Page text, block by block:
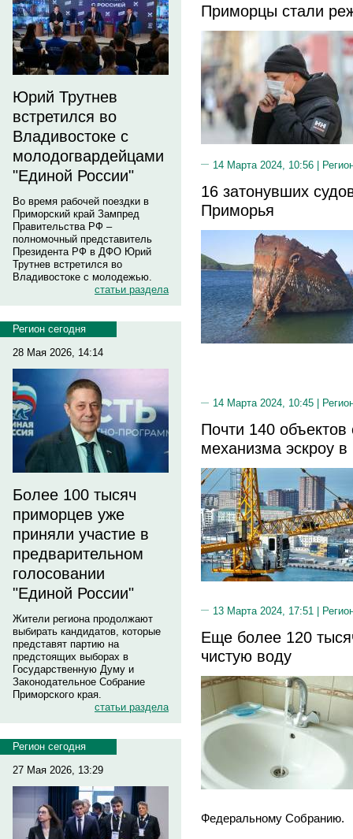
Юрий Трутнев
встретился во
Владивостоке с
молодогвардейцами
"Единой России"
Во время рабочей поездки в
Приморский край Зампред
Правительства РФ –
полномочный представитель
Президента РФ в ДФО Юрий
Трутнев встретился во
Владивостоке с молодежью.
статьи раздела
Регион сегодня
28 Мая 2026, 14:14
Более 100 тысяч
приморцев уже
приняли участие в
предварительном
голосовании
"Единой России"
Жители региона продолжают
выбирать кандидатов, которые
представят партию на
предстоящих выборах в
Государственную Думу и
Законодательное Собрание
Приморского края.
статьи раздела
Регион сегодня
27 Мая 2026, 13:29
Приморцы стали
14 Марта 2024, 10:56 |
16 затонувших
Приморья
14 Марта 2024, 10:45 |
Почти 140
механизма эскроу
13 Марта 2024, 17:51 |
Еще более 120
чистую воду
Федеральному Собранию.